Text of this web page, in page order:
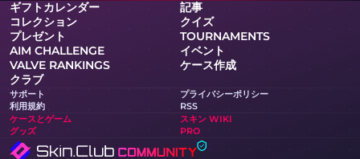
ギフトカレンダー
記事
コレクション
クイズ
プレゼント
TOURNAMENTS
AIM CHALLENGE
イベント
VALVE RANKINGS
ケース作成
クラブ
サポート
プライバシーポリシー
利用規約
RSS
ケースとゲーム
スキン WIKI
グッズ
PRO